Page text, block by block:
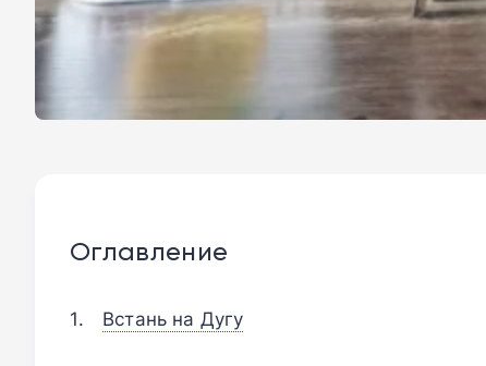
Оглавление
Встань на Дугу